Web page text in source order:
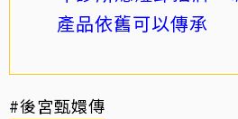
產品依舊可以傳承
#後宮甄嬛傳